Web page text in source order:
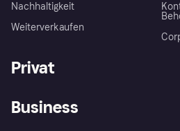
Nachhaltigkeit
Weiterverkaufen
Privat
Business